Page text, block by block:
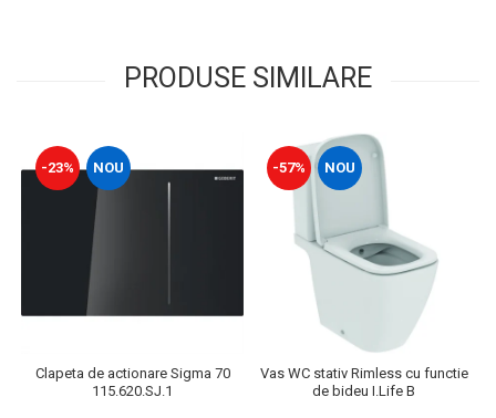
PRODUSE SIMILARE
-23% NOU
Clapeta de actionare Sigma 70
115.620.SJ.1
-57% NOU
Vas WC stativ Rimless cu functie
de bideu I.Life B